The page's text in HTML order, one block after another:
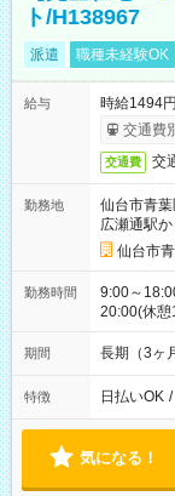
ト/H138967
派遣 職種未経験OK
給与
時給1494円
交通費
交通費 交
勤務地
仙台市青葉
広瀬通駅
仙台市
勤務時間
9:00～
20:00(休憩
勤務のシ
21:00です
期間 長期（3ヶ
特徴 日払いOK /
気になる！